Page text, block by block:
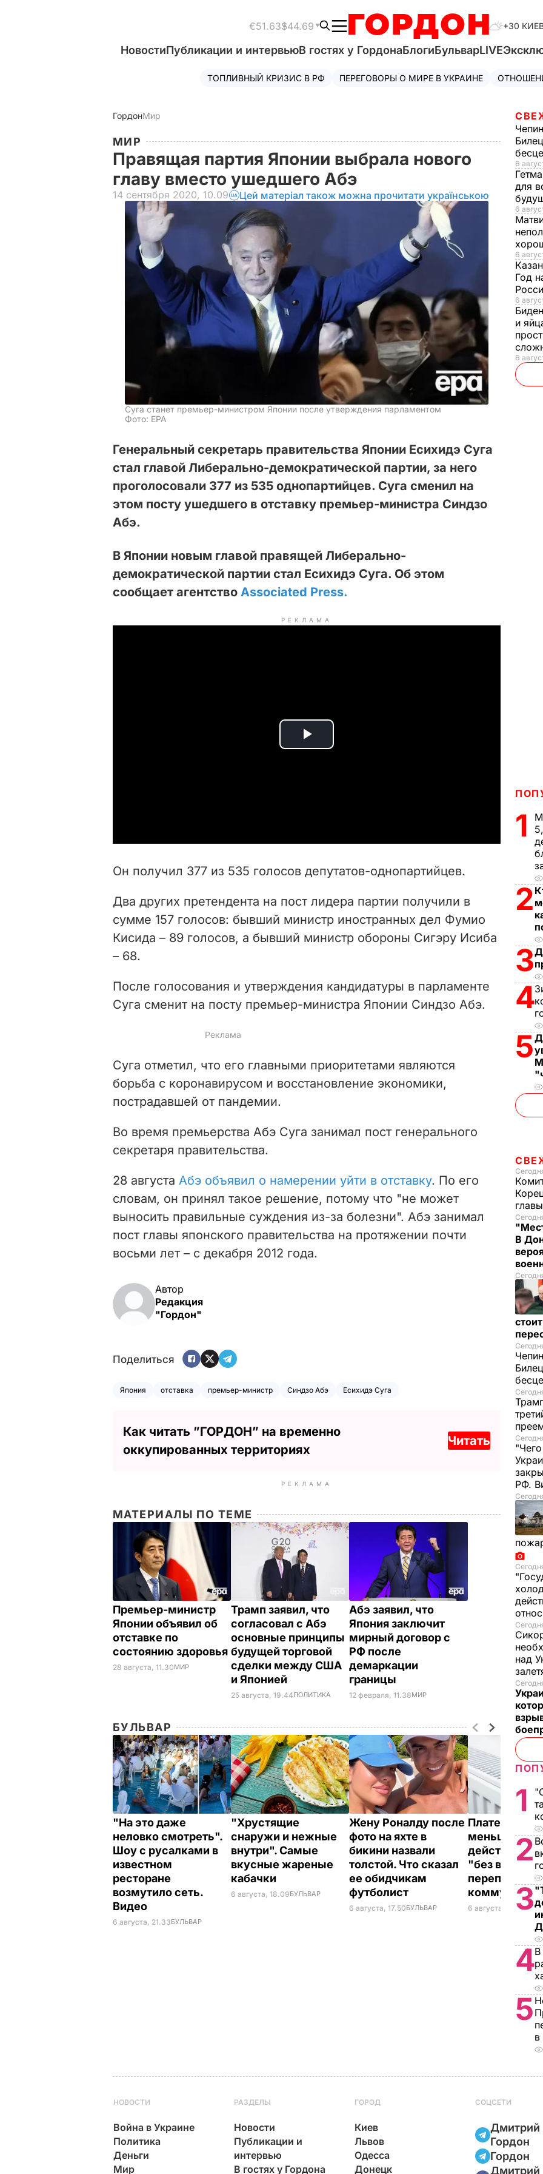
€51.63$44.69 +30
НовостиПубликации и интервьюВ гостях у ГордонаБлогиБульварLIVE
ТОПЛИВНЫЙ КРИЗИС В РФ ПЕРЕГОВОРЫ О МИРЕ В УКРАИНЕ
ГордонМир
МИР
Правящая партия Японии выбрала нового
главу вместо ушедшего Абэ
14 сентября 2020, 10.09 Цей матеріал також можна прочитати українською
Суга станет премьер-министром Японии после утверждения парламентом
Фото: ЕРА
Генеральный секретарь правительства Японии Есихидэ Суга
стал главой Либерально-демократической партии, за него
проголосовали 377 из 535 однопартийцев. Суга сменил на
этом посту ушедшего в отставку премьер-министра Синдзо
Абэ.
В Японии новым главой правящей Либерально-
демократической партии стал Есихидэ Суга. Об этом
сообщает агентство Associated Press.
РЕКЛАМА
P
d
e
Он получил 377 из 535 голосов депутатов-однопартийцев.
Два других претендента на пост лидера партии получили в
сумме 157 голосов: бывший министр иностранных дел Фумио
Кисида – 89 голосов, а бывший министр обороны Сигэру Исиба
– 68.
После голосования и утверждения кандидатуры в парламенте
Суга сменит на посту премьер-министра Японии Синдзо Абэ.
Суга отметил, что его главными приоритетами являются
борьба с коронавирусом и восстановление экономики,
пострадавшей от пандемии.
Во время премьерства Абэ Суга занимал пост генерального
секретаря правительства.
28 августа Абэ объявил о намерении уйти в отставку. По его
словам, он принял такое решение, потому что "не может
выносить правильные суждения из-за болезни". Абэ занимал
пост главы японского правительства на протяжении почти
восьми лет – с декабря 2012 года.
Автор
Редакция
"Гордон"
Поделиться
Япония отставка премьер-министр Синдзо Абэ Есихидэ Суга
Как читать ”ГОРДОН” на временно
оккупированных территориях
Читать
РЕКЛАМА
МАТЕРИАЛЫ ПО ТЕМЕ
Премьер-министр
Японии объявил об
отставке по
состоянию здоровья
28 августа, 11.30МИР
Трамп заявил, что
согласовал с Абэ
основные принципы
будущей торговой
сделки между США
и Японией
25 августа, 19.44ПОЛИТИКА
Абэ заявил, что
Япония заключит
мирный договор с
РФ после
демаркации
границы
12 февраля, 11.38МИР
БУЛЬВАР
"На это даже
неловко смотреть".
Шоу с русалками в
известном
ресторане
возмутило сеть.
Видео
6 августа, 21.33БУЛЬВАР
"Хрустящие
снаружи и нежные
внутри". Самые
вкусные жареные
кабачки
6 августа, 18.09БУЛЬВАР
Жену Роналду после
фото на яхте в
бикини назвали
толстой. Что сказал
ее обидчикам
футболист
6 августа, 17.50БУЛЬВАР
Платежки
меньше –
"без воды",
коммуналку
6 августа, 17.17
6
для
6
6
Год
6
и
6
1
2
3
4
5
В
РФ.
над
1
2
3
4В
5
в
НОВОСТИ
Война в Украине
Политика
Деньги
Мир
РАЗДЕЛЫ
Новости
Публикации и
интервью
В гостях у Гордона
ГОРОД
Киев
Львов
Одесса
Донецк
СОЦСЕТИ
Дмитрий
Гордон
Гордон
Дмитрий